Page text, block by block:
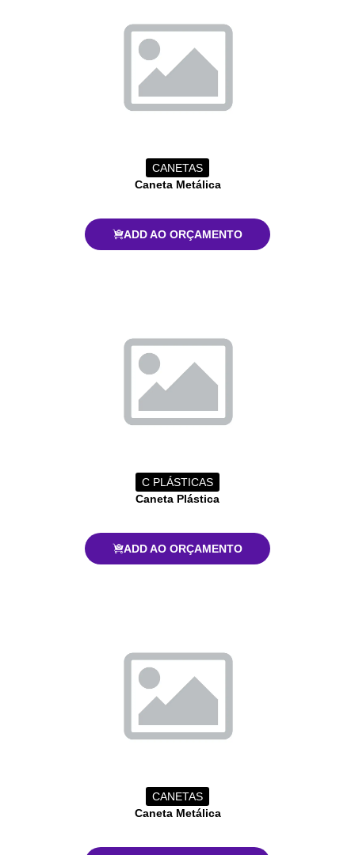
CANETAS
Caneta Metálica
ADD AO ORÇAMENTO
C PLÁSTICAS
Caneta Plástica
ADD AO ORÇAMENTO
CANETAS
Caneta Metálica